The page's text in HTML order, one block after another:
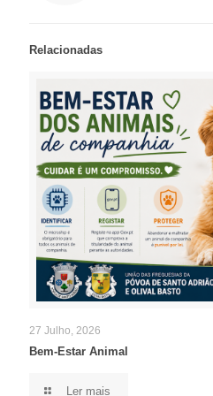
Relacionadas
27 Julho, 2026
Bem-Estar Animal
Ler mais